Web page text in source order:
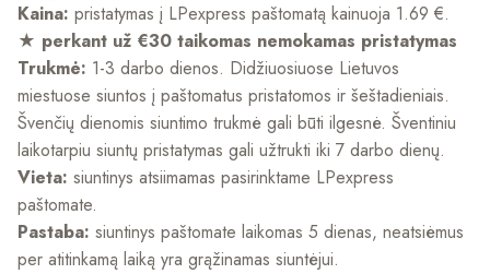
Kaina: pristatymas į LPexpress paštomatą kainuoja 1.69 €.
★ perkant už €30 taikomas nemokamas pristatymas
Trukmė: 1-3 darbo dienos. Didžiuosiuose Lietuvos
miestuose siuntos į paštomatus pristatomos ir šeštadieniais.
Švenčių dienomis siuntimo trukmė gali būti ilgesnė. Šventiniu
laikotarpiu siuntų pristatymas gali užtrukti iki 7 darbo dienų.
Vieta: siuntinys atsiimamas pasirinktame LPexpress
paštomate.
Pastaba: siuntinys paštomate laikomas 5 dienas, neatsiėmus
per atitinkamą laiką yra grąžinamas siuntėjui.